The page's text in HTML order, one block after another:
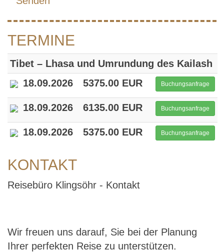
TERMINE
Tibet – Lhasa und Umrundung des Kailash
18.09.2026
5375.00 EUR Buchungsanfrage
18.09.2026 6135.00 EUR Buchungsanfrage
18.09.2026 5375.00 EUR Buchungsanfrage
KONTAKT
Reisebüro Klingsöhr - Kontakt
Wir freuen uns darauf, Sie bei der Planung
Ihrer perfekten Reise zu unterstützen.